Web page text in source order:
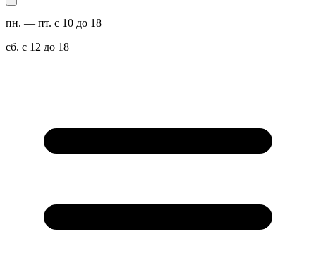
пн. — пт. с 10 до 18
сб. с 12 до 18